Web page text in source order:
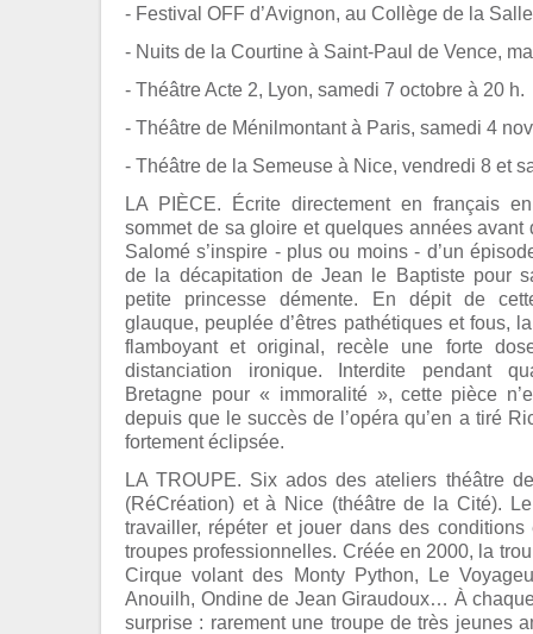
- Festival OFF d’Avignon, au Collège de la
- Nuits de la Courtine à Saint-Paul de Vence,
- Théâtre Acte 2, Lyon, samedi 7 octobre à 20 h.
- Théâtre de Ménilmontant à Paris, samedi 4
- Théâtre de la Semeuse à Nice, vendredi 8 et
LA PIÈCE. Écrite directement en français
sommet de sa gloire et quelques années avant
Salomé s’inspire - plus ou moins - d’un
de la décapitation de Jean le Baptiste pour
petite princesse démente. En dépit de
glauque, peuplée d’êtres pathétiques et fous,
flamboyant et original, recèle une forte
distanciation ironique. Interdite pendant
Bretagne pour « immoralité », cette pièce
depuis que le succès de l’opéra qu’en a tiré
fortement éclipsée.
LA TROUPE. Six ados des ateliers théâtre
(RéCréation) et à Nice (théâtre de la Cité).
travailler, répéter et jouer dans des
troupes professionnelles. Créée en 2000, la
Cirque volant des Monty Python, Le
Anouilh, Ondine de Jean Giraudoux… À
surprise : rarement une troupe de très jeunes